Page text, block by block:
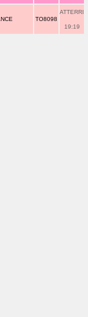
TO8098
ATTERRI
19:19